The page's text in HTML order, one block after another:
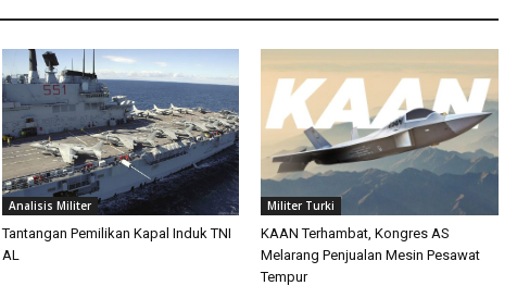
Analisis Militer
Tantangan Pemilikan Kapal Induk TNI
AL
Militer Turki
KAAN Terhambat, Kongres AS
Melarang Penjualan Mesin Pesawat
Tempur